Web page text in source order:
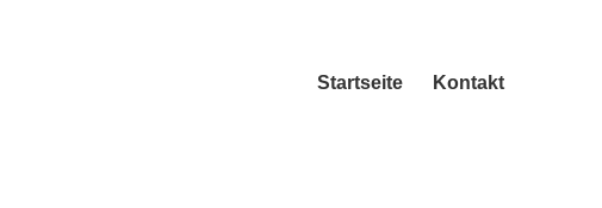
Startseite Kontakt